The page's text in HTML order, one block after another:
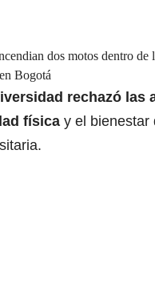
dos motos dentro de
Bogotá
rechazó las
física y el bienestar